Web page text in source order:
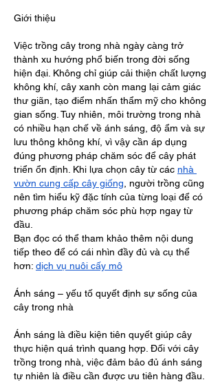
Giới thiệu
Việc trồng cây trong nhà ngày càng trở
thành xu hướng phổ biến trong đời sống
hiện đại. Không chỉ giúp cải thiện chất lượng
không khí, cây xanh còn mang lại cảm giác
thư giãn, tạo điểm nhấn thẩm mỹ cho không
gian sống. Tuy nhiên, môi trường trong nhà
có nhiều hạn chế về ánh sáng, độ ẩm và sự
lưu thông không khí, vì vậy cần áp dụng
đúng phương pháp chăm sóc để cây phát
triển ổn định. Khi lựa chọn cây từ các nhà
vườn cung cấp cây giống , người trồng cũng
nên tìm hiểu kỹ đặc tính của từng loại để có
phương pháp chăm sóc phù hợp ngay từ
đầu.
Bạn đọc có thể tham khảo thêm nội dung
tiếp theo để có cái nhìn đầy đủ và cụ thể
hơn: dịch vụ nuôi cấy mô
Ánh sáng – yếu tố quyết định sự sống của
cây trong nhà
Ánh sáng là điều kiện tiên quyết giúp cây
thực hiện quá trình quang hợp. Đối với cây
trồng trong nhà, việc đảm bảo đủ ánh sáng
tự nhiên là điều cần được ưu tiên hàng đầu.